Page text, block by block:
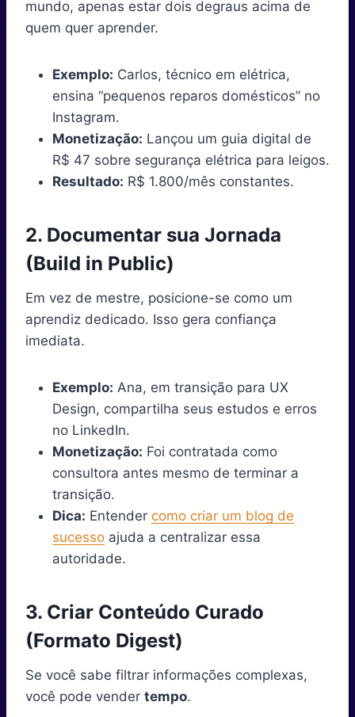
mundo, apenas estar dois degraus acima de
quem quer aprender.
Exemplo: Carlos, técnico em elétrica,
ensina “pequenos reparos domésticos” no
Instagram.
Monetização: Lançou um guia digital de
R$ 47 sobre segurança elétrica para leigos.
Resultado: R$ 1.800/mês constantes.
2. Documentar sua Jornada
(Build in Public)
Em vez de mestre, posicione-se como um
aprendiz dedicado. Isso gera confiança
imediata.
Exemplo: Ana, em transição para UX
Design, compartilha seus estudos e erros
no LinkedIn.
Monetização: Foi contratada como
consultora antes mesmo de terminar a
transição.
Dica: Entender como criar um blog de
sucesso ajuda a centralizar essa
autoridade.
3. Criar Conteúdo Curado
(Formato Digest)
Se você sabe filtrar informações complexas,
você pode vender tempo.